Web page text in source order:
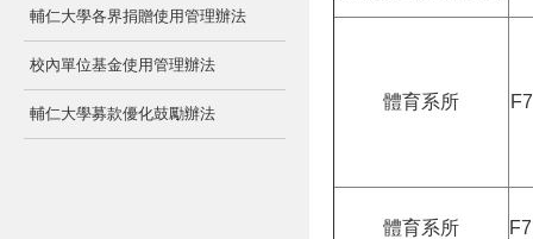
輔仁大學各界捐贈使用管理辦法
校內單位基金使用管理辦法
輔仁大學募款優化鼓勵辦法
體育系所
體育系所